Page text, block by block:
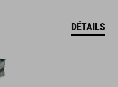
DÉTAILS